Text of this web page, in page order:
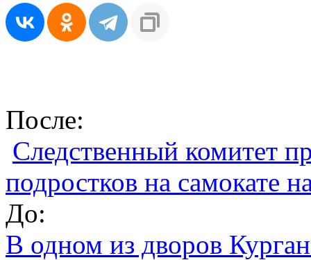
После:
Следственный комитет
подростков на самокате
До:
В одном из дворов